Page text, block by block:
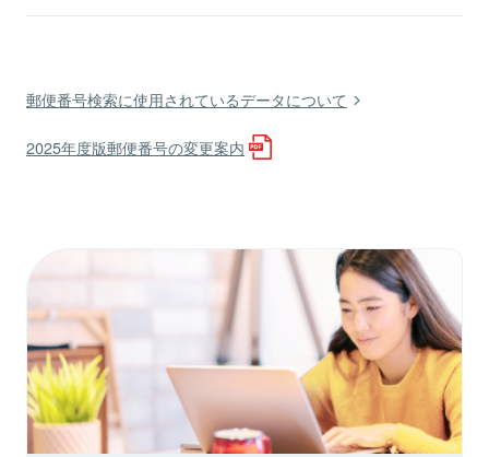
郵便番号検索に使用されているデータについて
2025年度版郵便番号の変更案内